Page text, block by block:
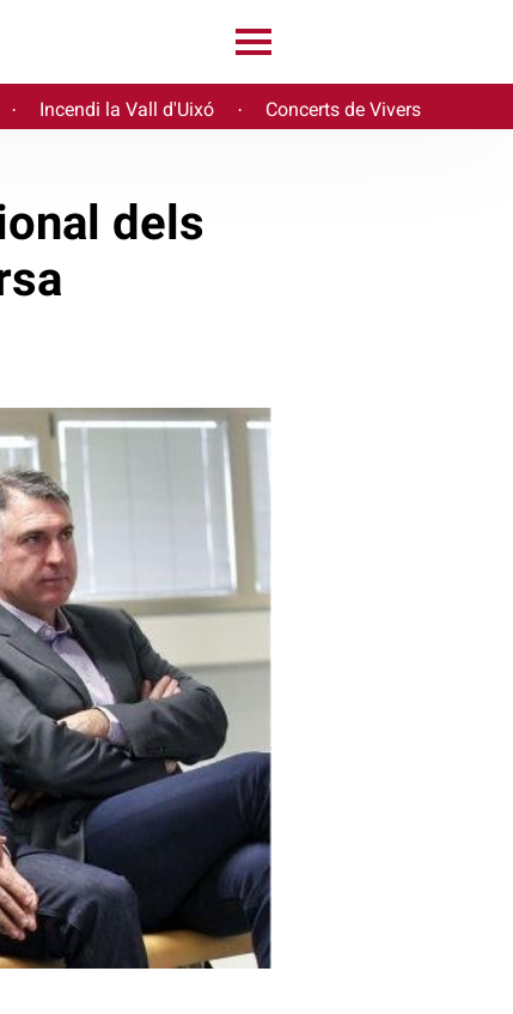
· Incendi la Vall d'Uixó · Concerts de Vivers
dels